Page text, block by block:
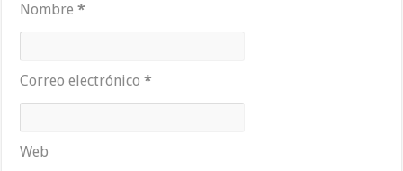
Nombre*
Correo electrónico*
Web